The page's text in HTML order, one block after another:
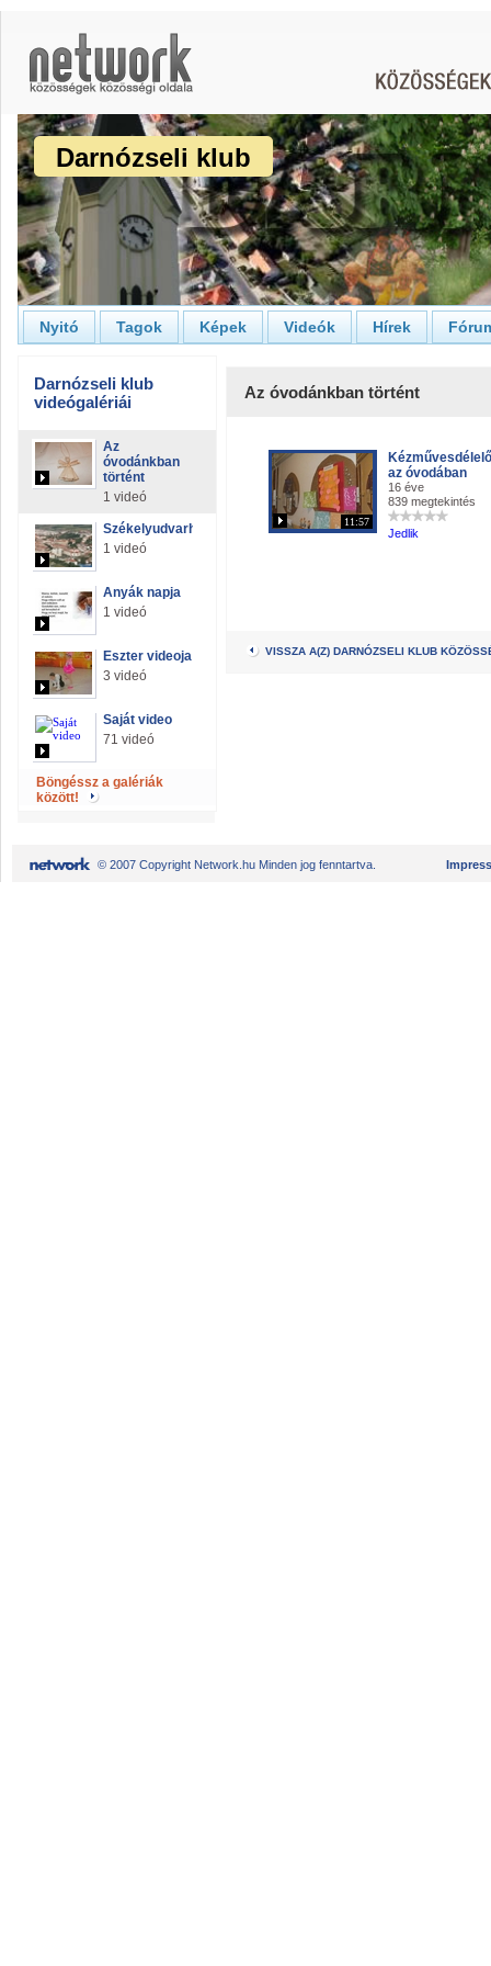
Darnózseli klub
Nyitó Tagok Képek Videók Hírek
Darnózseli klub
videógalériái
Az
óvodánkban
történt
1 videó
Székelyudvarhely
1 videó
Anyák napja
1 videó
Eszter videoja
3 videó
Saját video
71 videó
Böngéssz a galériák
között!
Az óvodánkban történt
11:57
az óvodában
16 éve
839 megtekintés
Jedlik
VISSZA A(Z) DARNÓZSELI KLUB
© 2007 Copyright Network.hu Minden jog fenntartva.